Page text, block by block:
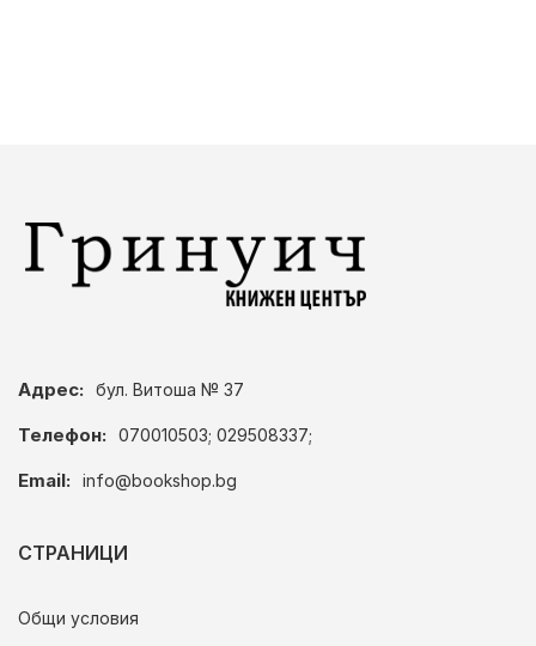
Адрес: бул. Витоша № 37
Телефон: 070010503; 029508337;
Email: info@bookshop.bg
СТРАНИЦИ
Общи условия